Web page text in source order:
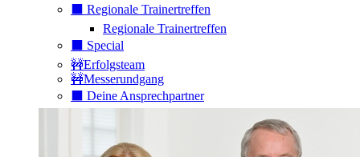
⬛️ Regionale Trainertreffen
Regionale Trainertreffen
⬛️ Special
🚧Erfolgsteam
🚧Messerundgang
⬛️ Deine Ansprechpartner